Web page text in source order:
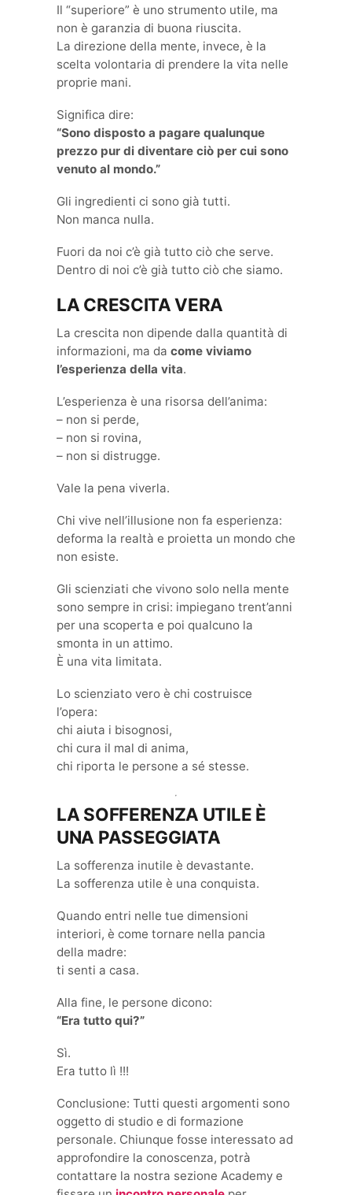
Il “superiore” è uno strumento utile, ma
non è garanzia di buona riuscita.
La direzione della mente, invece, è la
scelta volontaria di prendere la vita nelle
proprie mani.
Significa dire:
“Sono disposto a pagare qualunque
prezzo pur di diventare ciò per cui sono
venuto al mondo.”
Gli ingredienti ci sono già tutti.
Non manca nulla.
Fuori da noi c’è già tutto ciò che serve.
Dentro di noi c’è già tutto ciò che siamo.
LA CRESCITA VERA
La crescita non dipende dalla quantità di
informazioni, ma da come viviamo
l’esperienza della vita.
L’esperienza è una risorsa dell’anima:
– non si perde,
– non si rovina,
– non si distrugge.
Vale la pena viverla.
Chi vive nell’illusione non fa esperienza:
deforma la realtà e proietta un mondo che
non esiste.
Gli scienziati che vivono solo nella mente
sono sempre in crisi: impiegano trent’anni
per una scoperta e poi qualcuno la
smonta in un attimo.
È una vita limitata.
Lo scienziato vero è chi costruisce
l’opera:
chi aiuta i bisognosi,
chi cura il mal di anima,
chi riporta le persone a sé stesse.
LA SOFFERENZA UTILE È
UNA PASSEGGIATA
La sofferenza inutile è devastante.
La sofferenza utile è una conquista.
Quando entri nelle tue dimensioni
interiori, è come tornare nella pancia
della madre:
ti senti a casa.
Alla fine, le persone dicono:
“Era tutto qui?”
Sì.
Era tutto lì !!!
Conclusione: Tutti questi argomenti sono
oggetto di studio e di formazione
personale. Chiunque fosse interessato ad
approfondire la conoscenza, potrà
contattare la nostra sezione Academy e